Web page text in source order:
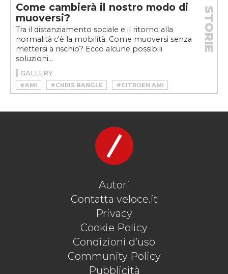
Come cambierà il nostro modo di
muoversi?
Tra il distanziamento sociale e il ritorno alla
normalità c'è la mobilità. Come muoversi senza
mettersi a rischio? Ecco alcune possibili
soluzioni...
STORIE
GALLERY
#AMI #CHRIS BANGLE
#CITROEN AMI
#CONCEPT
#ELON MUSK
#VELOCEKW
Autori
Contatta veloce.it
Privacy
Cookie Policy
Condizioni d’uso
Community Policy
Pubblicità